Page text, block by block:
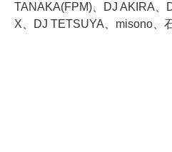
TANAKA(FPM)、DJ AKIRA、
X、DJ TETSUYA、misono、